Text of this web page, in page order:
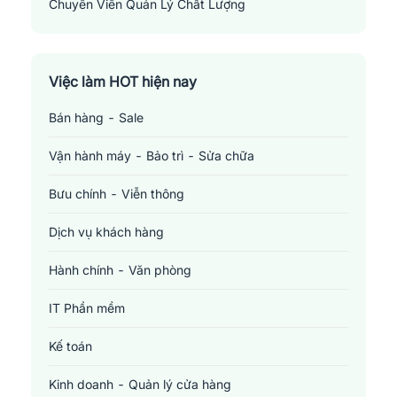
Chuyên Viên Quản Lý Chất Lượng
Việc làm HOT hiện nay
Bán hàng - Sale
Vận hành máy - Bảo trì - Sửa chữa
Bưu chính - Viễn thông
Dịch vụ khách hàng
Hành chính - Văn phòng
IT Phần mềm
Kế toán
Kinh doanh - Quản lý cửa hàng